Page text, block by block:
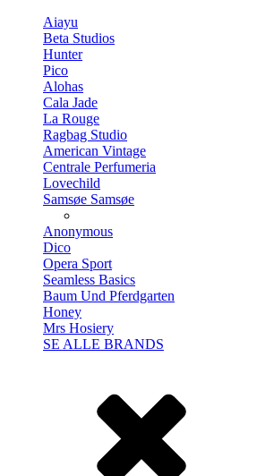
Aiayu
Beta Studios
Hunter
Pico
Alohas
Cala Jade
La Rouge
Ragbag Studio
American Vintage
Centrale Perfumeria
Lovechild
Samsøe Samsøe
Anonymous
Dico
Opera Sport
Seamless Basics
Baum Und Pferdgarten
Honey
Mrs Hosiery
SE ALLE BRANDS